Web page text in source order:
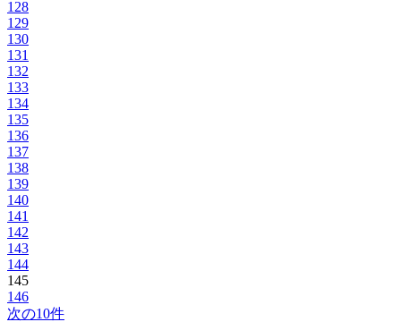
128
129
130
131
132
133
134
135
136
137
138
139
140
141
142
143
144
145
146
次の10件